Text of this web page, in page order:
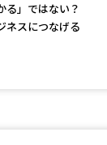
る」ではない？
ネスにつなげる